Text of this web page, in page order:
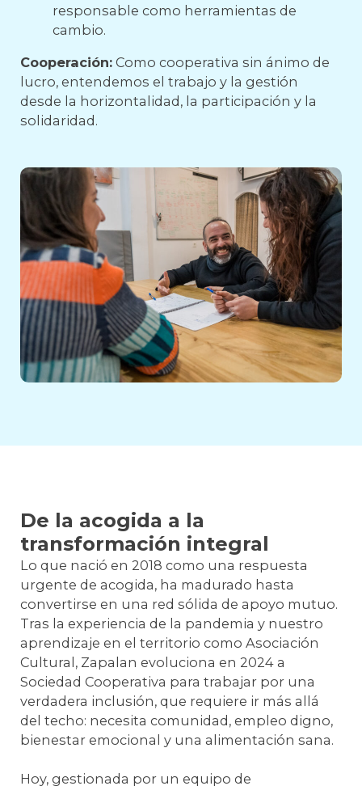
responsable como herramientas de
cambio.
Cooperación:Como cooperativa sin ánimo de
lucro, entendemos el trabajo y la gestión
desde la horizontalidad, la participación y la
solidaridad.
De la acogida a la
transformación integral
Lo que nació en 2018 como una respuesta
urgente de acogida, ha madurado hasta
convertirse en una red sólida de apoyo mutuo.
Tras la experiencia de la pandemia y nuestro
aprendizaje en el territorio como Asociación
Cultural, Zapalan evoluciona en 2024 a
Sociedad Cooperativa para trabajar por una
verdadera inclusión, que requiere ir más allá
del techo: necesita comunidad, empleo digno,
bienestar emocional y una alimentación sana.
Hoy, gestionada por un equipo de